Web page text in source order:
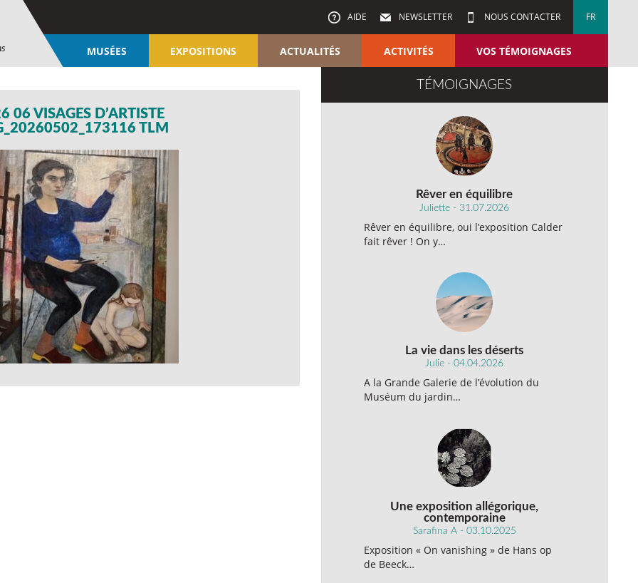
AIDE NEWSLETTER NOUS CONTACTER FR
MUSÉES EXPOSITIONS ACTUALITÉS ACTIVITÉS VOS TÉMOIGNAGES
06 VISAGES D’ARTISTE
TLM
TÉMOIGNAGES
Rêver en équilibre
Juliette - 31.07.2026
Rêver en équilibre, oui l’exposition Calder
fait rêver ! On y…
La vie dans les déserts
Julie - 04.04.2026
A la Grande Galerie de l’évolution du
Muséum du jardin…
Une exposition allégorique,
contemporaine
Sarafina A - 03.10.2025
Exposition « On vanishing » de Hans op
de Beeck…